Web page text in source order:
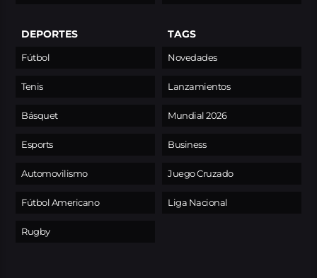
DEPORTES
Fútbol
Tenis
Básquet
Esports
Automovilismo
Fútbol Americano
Rugby
TAGS
Novedades
Lanzamientos
Mundial 2026
Business
Juego Cruzado
Liga Nacional